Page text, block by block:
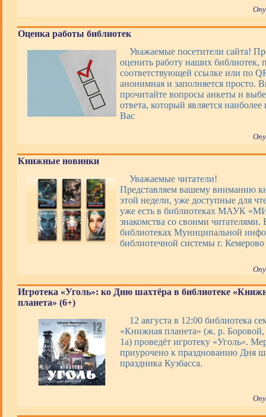
Оценка работы библиотек
Уважаемые посетители сайта!
оценить работу наших библиотек,
соответствующей ссылке или по
анонимная и заполняется просто.
прочитайте вопросы анкеты и
ответа, который является
Вас
Книжные новинки
Уважаемые читатели!
Представляем вашему вниманию
этой недели, уже доступные для
уже есть в библиотеках МАУК
знакомства со своими читателями.
библиотеках Муниципальной
библиотечной системы г. Кемерово
Игротека «Уголь»: ко Дню шахтёра в библиотеке
планета» (6+)
12 августа в 12:00 библиотека
«Книжная планета» (ж. р. Боровой,
1а) проведёт игротеку «Уголь».
приурочено к празднованию Дня
праздника Кузбасса.